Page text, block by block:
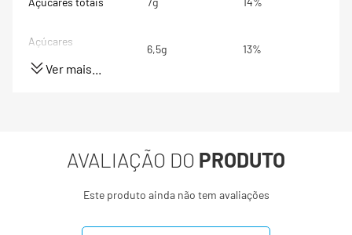
Açúcares
6,5g 13%
Ver mais...
AVALIAÇÃO DO PRODUTO
Este produto ainda não tem avaliações